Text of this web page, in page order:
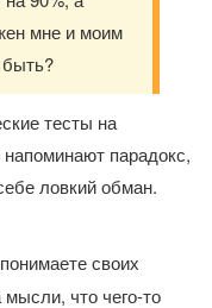
мне и моим
тесты на
парадокс,
ловкий обман.
своих
мысли, что чего-то